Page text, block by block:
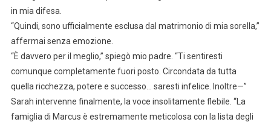
in mia difesa.
“Quindi, sono ufficialmente esclusa dal matrimonio di mia sorella,”
affermai senza emozione.
“È davvero per il meglio,” spiegò mio padre. “Ti sentiresti
comunque completamente fuori posto. Circondata da tutta
quella ricchezza, potere e successo… saresti infelice. Inoltre—”
Sarah intervenne finalmente, la voce insolitamente flebile. “La
famiglia di Marcus è estremamente meticolosa con la lista degli